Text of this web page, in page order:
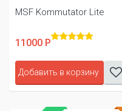
MSF Kommutator Lite
11000 Р
Добавить в корзину